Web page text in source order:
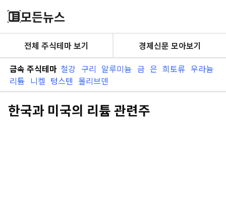
모든뉴스
전체 주식테마 보기
경제신문 모아보기
금속 주식테마 철강 구리 알루미늄 금 은 희토류 우라늄
리튬 니켈 텅스텐 몰리브덴
한국과 미국의 리튬 관련주